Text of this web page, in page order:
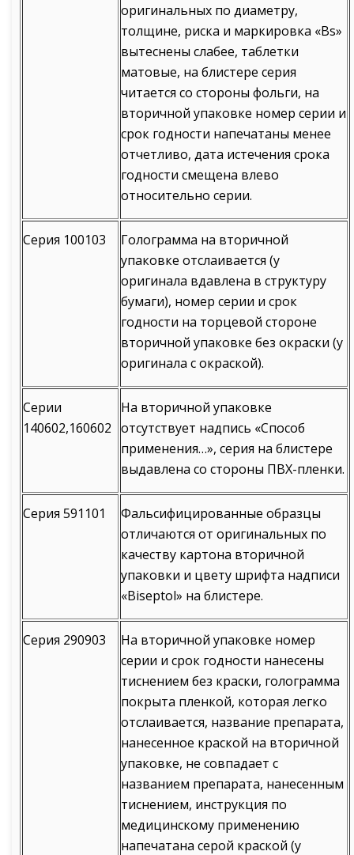
оригинальных по диаметру,
толщине, риска и маркировка «Вs»
вытеснены слабее, таблетки
матовые, на блистере серия
читается со стороны фольги, на
вторичной упаковке номер серии и
срок годности напечатаны менее
отчетливо, дата истечения срока
годности смещена влево
относительно серии.
Серия 100103
Голограмма на вторичной
упаковке отслаивается (у
оригинала вдавлена в структуру
бумаги), номер серии и срок
годности на торцевой стороне
вторичной упаковке без окраски (у
оригинала с окраской).
Серии
140602,160602
На вторичной упаковке
отсутствует надпись «Способ
применения…», серия на блистере
выдавлена со стороны ПВХ-пленки.
Серия 591101
Фальсифицированные образцы
отличаются от оригинальных по
качеству картона вторичной
упаковки и цвету шрифта надписи
«Biseptol» на блистере.
Серия 290903
На вторичной упаковке номер
серии и срок годности нанесены
тиснением без краски, голограмма
покрыта пленкой, которая легко
отслаивается, название препарата,
нанесенное краской на вторичной
упаковке, не совпадает с
названием препарата, нанесенным
тиснением, инструкция по
медицинскому применению
напечатана серой краской (у